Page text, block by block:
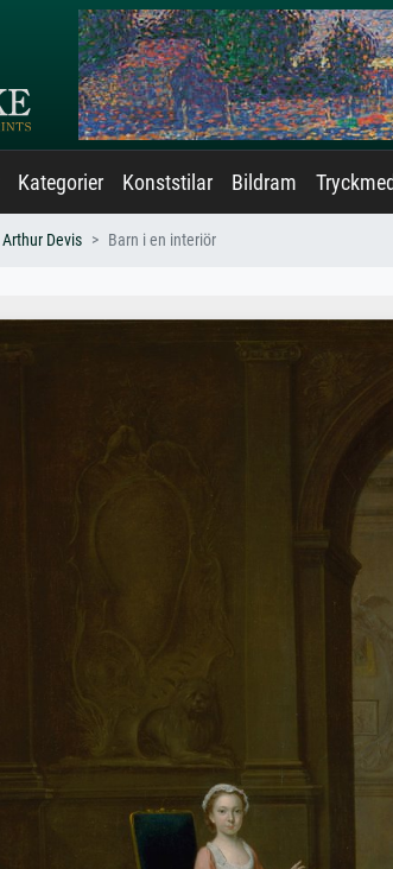
Kategorier Konststilar Bildram
Arthur Devis Barn i en interiör